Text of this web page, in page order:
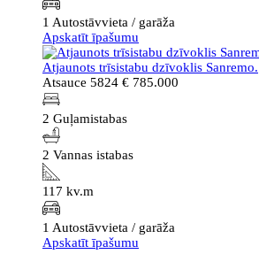
1 Autostāvvieta / garāža
Apskatīt īpašumu
Atjaunots trīsistabu dzīvoklis Sanremo.
Atsauce 5824 € 785.000
2 Guļamistabas
2 Vannas istabas
117 kv.m
1 Autostāvvieta / garāža
Apskatīt īpašumu